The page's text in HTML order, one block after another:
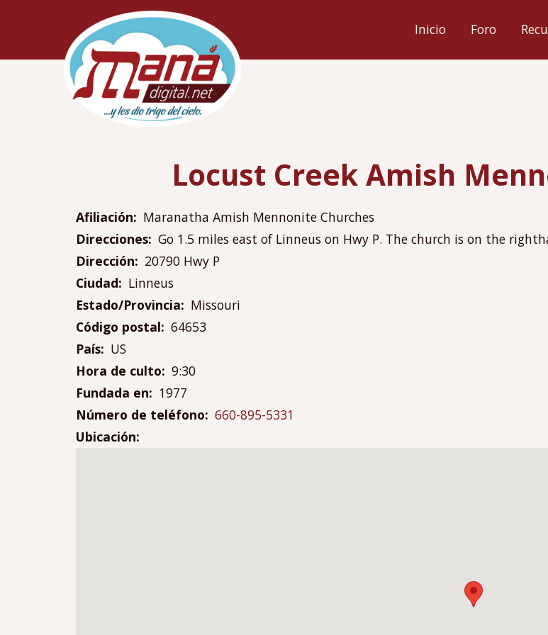
Inicio Foro
Locust Creek Amish
Afiliación
Maranatha Amish Mennonite Churches
Direcciones Go 1.5 miles east of Linneus on Hwy P. The church is on the
Dirección
20790 Hwy P
Ciudad
Linneus
Estado/Provincia
Missouri
Código postal
64653
País
US
Hora de culto
9:30
Fundada en
1977
Número de teléfono
660-895-5331
Ubicación